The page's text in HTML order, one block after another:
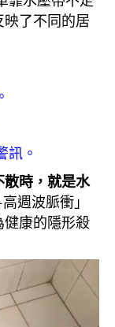
了不同的居
訊。
時，就是水
週波脈衝」
康的隱形殺